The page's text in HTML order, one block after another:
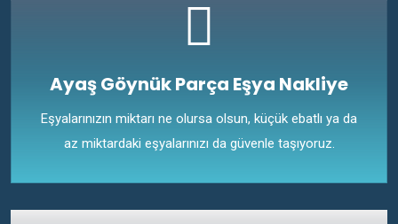
Ayaş Göynük Parça Eşya Nakliye
Eşyalarınızın miktarı ne olursa olsun, küçük ebatlı ya da
az miktardaki eşyalarınızı da güvenle taşıyoruz.